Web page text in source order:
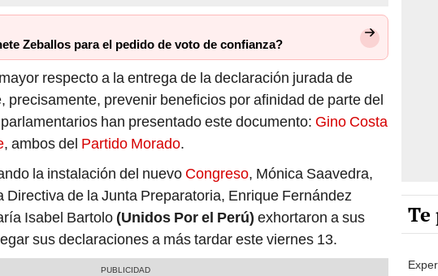
Zeballos para el pedido de voto de confianza?
respecto a la entrega de la declaración jurada de
precisamente, prevenir beneficios por afinidad de parte del
han presentado este documento: Gino Costa
, ambos del Partido Morado.
la instalación del nuevo Congreso, Mónica Saavedra,
Directiva de la Junta Preparatoria, Enrique Fernández
Isabel Bartolo (Unidos Por el Perú) exhortaron a sus
sus declaraciones a más tardar este viernes 13.
Te